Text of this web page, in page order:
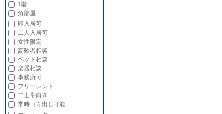
1階
角部屋
即入居可
二人入居可
女性限定
高齢者相談
ペット相談
楽器相談
事務所可
フリーレント
二世帯向き
常時ゴミ出し可能